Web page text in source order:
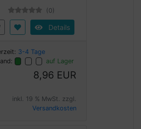
(0)
Details
3-4 Tage
auf Lager
8,96 EUR
inkl. 19 % MwSt. zzgl.
Versandkosten